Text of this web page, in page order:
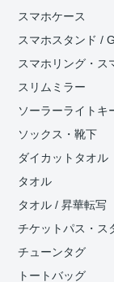
スマホケース
スマホスタンド /
スマホリング・ス
スリムミラー
ソーラーライトキ
ソックス・靴下
ダイカットタオル
タオル
タオル / 昇華転写
チケットパス・ス
チューンタグ
トートバッグ